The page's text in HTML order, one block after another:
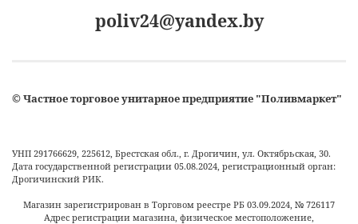
poliv24@yandex.by
©Частное торговое унитарное предприятие "Поливмаркет"
УНП 291766629, 225612, Брестская обл., г. Дрогичин, ул. Октябрьская, 30.
Дата государственной регистрации 05.08.2024, регистрационный орган:
Дрогичинский РИК.
Магазин зарегистрирован в Торговом реестре РБ 03.09.2024, № 726117
Адрес регистрации магазина, физическое местоположение,